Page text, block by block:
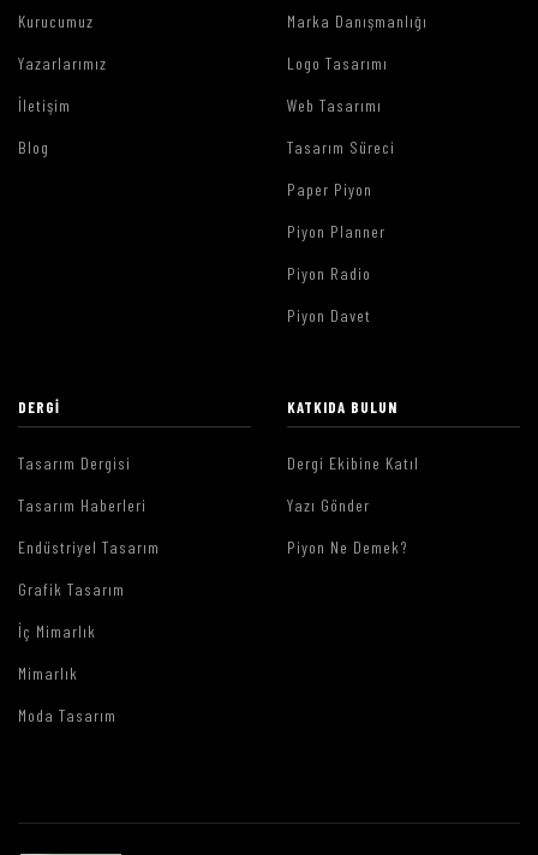
Kurucumuz
Yazarlarımız
İletişim
Blog
Marka Danışmanlığı
Logo Tasarımı
Web Tasarımı
Tasarım Süreci
Paper Piyon
Piyon Planner
Piyon Radio
Piyon Davet
DERGI
Tasarım Dergisi
Tasarım Haberleri
Endüstriyel Tasarım
Grafik Tasarım
İç Mimarlık
Mimarlık
Moda Tasarım
KATKIDA BULUN
Dergi Ekibine Katıl
Yazı Gönder
Piyon Ne Demek?